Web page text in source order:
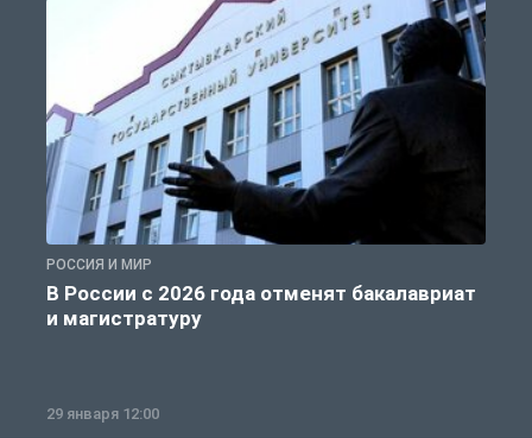
РОССИЯ И МИР
В России с 2026 года отменят бакалавриат
и магистратуру
29 января 12:00